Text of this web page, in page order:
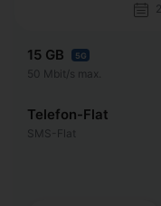
15 GB 5G
50 Mbit/s max.
Telefon-Flat
SMS-Flat